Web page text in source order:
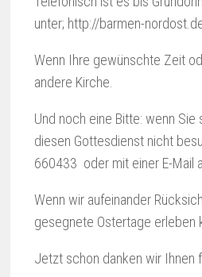
unter; http://barmen-
Wenn Ihre gewünschte Zeit
andere Kirche.
Und noch eine Bitte: wenn
diesen Gottesdienst nicht
660433 oder mit einer E-Mail
Wenn wir aufeinander
gesegnete Ostertage erleben
Jetzt schon danken wir Ihnen